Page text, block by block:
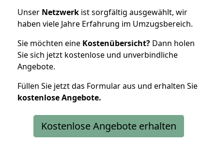
Unser Netzwerk ist sorgfältig ausgewählt, wir
haben viele Jahre Erfahrung im Umzugsbereich.
Sie möchten eine Kostenübersicht? Dann holen
Sie sich jetzt kostenlose und unverbindliche
Angebote.
Füllen Sie jetzt das Formular aus und erhalten Sie
kostenloseAngebote.
Kostenlose Angebote erhalten